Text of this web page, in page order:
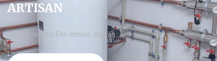
ARTISAN
chaudière fioul Elm leblanc Gigean